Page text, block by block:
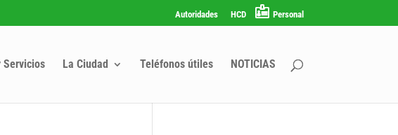
Autoridades HCD Personal
Servicios La Ciudad Teléfonos útiles NOTICIAS